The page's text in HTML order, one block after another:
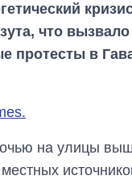
что
протесты в
на улицы